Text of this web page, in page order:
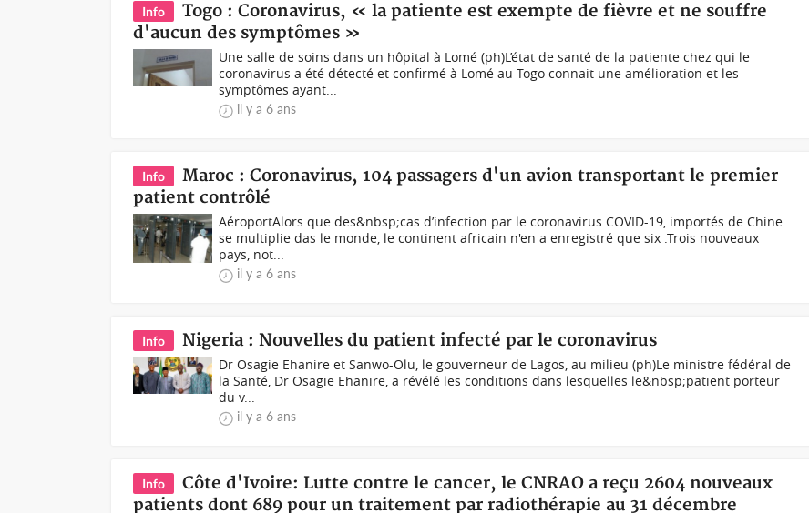
Info
Togo : Coronavirus, « la patiente est exempte de fièvre et ne souffre
d'aucun des symptômes »
Une salle de soins dans un hôpital à Lomé (ph)L’état de santé de la patiente chez qui le
coronavirus a été détecté et confirmé à Lomé au Togo connait une amélioration et les
symptômes ayant...
il y a 6 ans
Info
Maroc : Coronavirus, 104 passagers d'un avion transportant le premier
patient contrôlé
AéroportAlors que des&nbsp;cas d’infection par le coronavirus COVID-19, importés de Chine
se multiplie das le monde, le continent africain n'en a enregistré que six .Trois nouveaux
pays, not...
il y a 6 ans
Info Nigeria : Nouvelles du patient infecté par le coronavirus
Dr Osagie Ehanire et Sanwo-Olu, le gouverneur de Lagos, au milieu (ph)Le ministre fédéral de
la Santé, Dr Osagie Ehanire, a révélé les conditions dans lesquelles le&nbsp;patient porteur
du v...
il y a 6 ans
Info
Côte d'Ivoire: Lutte contre le cancer, le CNRAO a reçu 2604 nouveaux
patients dont 689 pour un traitement par radiothérapie au 31 décembre